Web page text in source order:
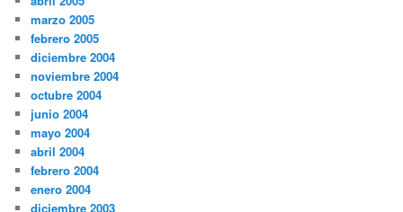
marzo 2005
febrero 2005
diciembre 2004
noviembre 2004
octubre 2004
junio 2004
mayo 2004
abril 2004
febrero 2004
enero 2004
diciembre 2003